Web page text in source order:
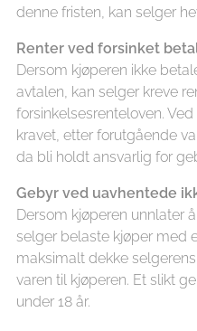
denne fristen, kan selger
Renter ved forsinket
Dersom kjøperen ikke
avtalen, kan selger kreve
forsinkelsesrenteloven.
kravet, etter forutgående
da bli holdt ansvarlig for
Gebyr ved uavhentede
Dersom kjøperen unnlater
selger belaste kjøper med
maksimalt dekke
varen til kjøperen. Et slikt
under 18 år.